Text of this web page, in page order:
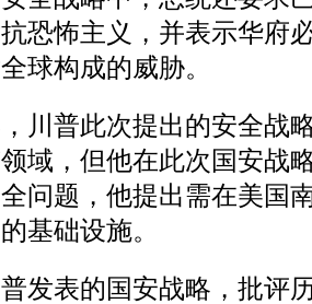
恐怖主义，并表示华府
球构成的威胁。
川普此次提出的安全战
域，但他在此次国安战
问题，他提出需在美国
基础设施。
发表的国安战略，批评